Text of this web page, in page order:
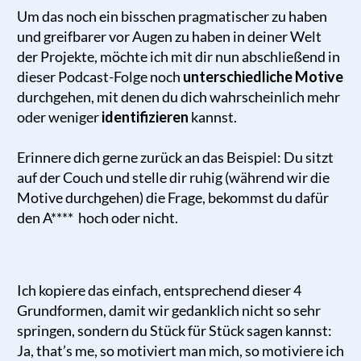
Um das noch ein bisschen pragmatischer zu haben
und greifbarer vor Augen zu haben in deiner Welt
der Projekte, möchte ich mit dir nun abschließend in
dieser Podcast-Folge noch unterschiedliche Motive
durchgehen, mit denen du dich wahrscheinlich mehr
oder wenigeridentifizieren kannst.
Erinnere dich gerne zurück an das Beispiel: Du sitzt
auf der Couch und stelle dir ruhig (während wir die
Motive durchgehen) die Frage, bekommst du dafür
den A**** hoch oder nicht.
Ich kopiere das einfach, entsprechend dieser 4
Grundformen, damit wir gedanklich nicht so sehr
springen, sondern du Stück für Stück sagen kannst:
Ja, that’s me, so motiviert man mich, so motiviere ich